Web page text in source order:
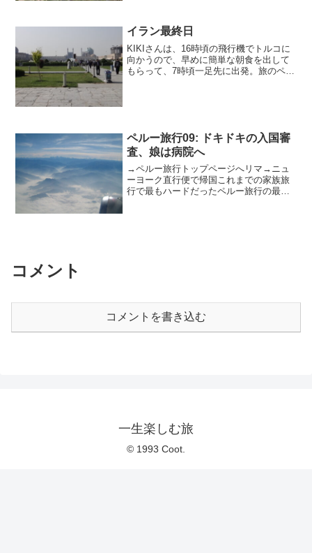
イラン最終日
KIKIさんは、16時頃の飛行機でトルコに
向かうので、早めに簡単な朝食を出して
もらって、7時頃一足先に出発。旅のペー
ペルー旅行09: ドキドキの入国審
査、娘は病院へ
→ペルー旅行トップページへリマ→ニュ
ーヨーク直行便で帰国これまでの家族旅
行で最もハードだったペルー旅行の最後
コメント
コメントを書き込む
一生楽しむ旅
© 1993 Coot.